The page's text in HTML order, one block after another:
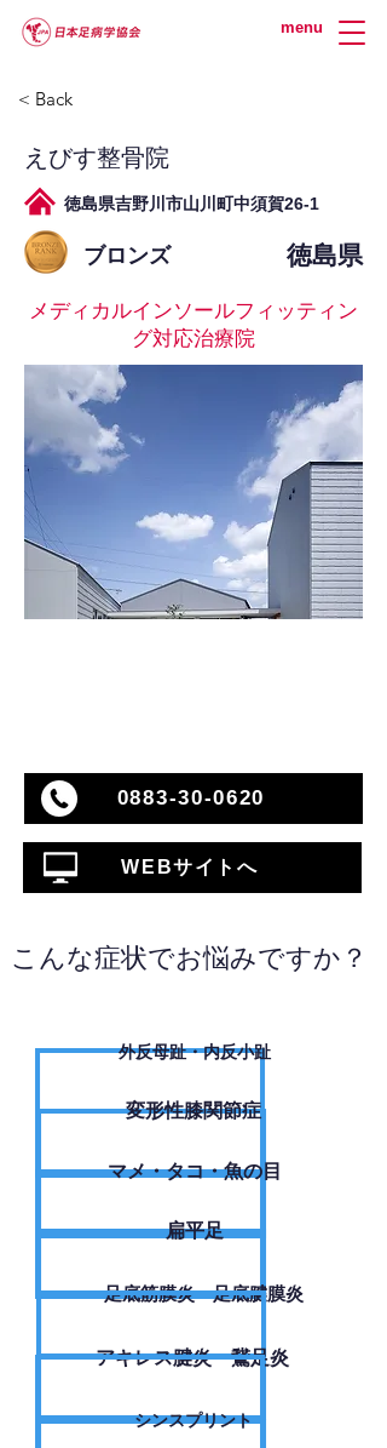
menu
< Back
えびす整骨院
徳島県吉野川市山川町中須賀26-1
ブロンズ 徳島県
メディカルインソールフィッティン
グ対応治療院
0883-30-0620
WEBサイトへ
こんな症状でお悩みですか？
外反母趾・内反小趾
変形性膝関節症
​マメ・タコ・魚の目
扁平足
足底筋膜炎・足底腱膜炎
アキレス腱炎・鵞足炎
シンスプリント